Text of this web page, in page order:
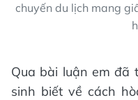
chuyến du lịch mang
Qua bài luận em đã
sinh biết về cách